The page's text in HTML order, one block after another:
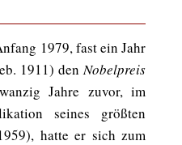
1979, fast ein Jahr
1911) denNobelpreis
Jahre zuvor, im
seines größten
hatte er sich zum